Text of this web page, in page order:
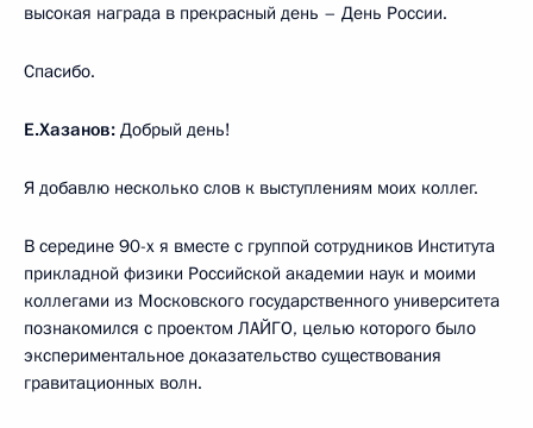
высокая награда в прекрасный день – День России.
Спасибо.
Е.Хазанов: Добрый день!
Я добавлю несколько слов к выступлениям моих коллег.
В середине 90-х я вместе с группой сотрудников Института
прикладной физики Российской академии наук и моими
коллегами из Московского государственного университета
познакомился с проектом ЛАЙГО, целью которого было
экспериментальное доказательство существования
гравитационных волн.